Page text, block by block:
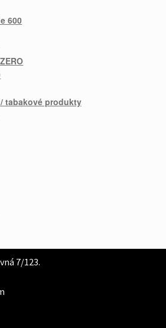
600
tabakové produkty
7/123.